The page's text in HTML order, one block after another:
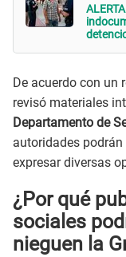
De acuerdo con un
revisó materiales
Departamento de
autoridades podrán
expresar diversas
¿Por qué
sociales
nieguen la